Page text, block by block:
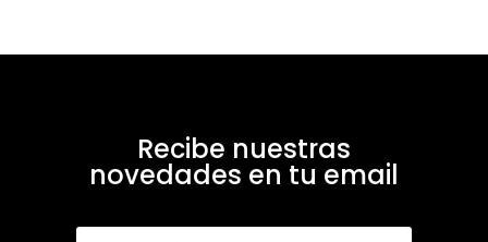
Recibe nuestras
novedades en tu email